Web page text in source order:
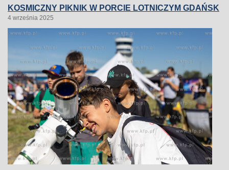
KOSMICZNY PIKNIK W PORCIE LOTNICZYM GDAŃSK
4 września 2025